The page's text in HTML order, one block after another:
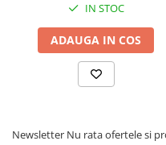
IN STOC
ADAUGA IN COS
Newsletter Nu rata ofertele si